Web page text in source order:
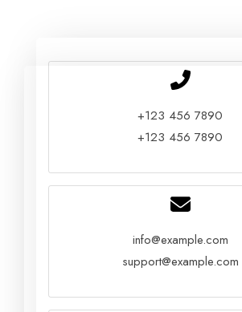
+123 456 7890
+123 456 7890
info@example.com
support@example.com